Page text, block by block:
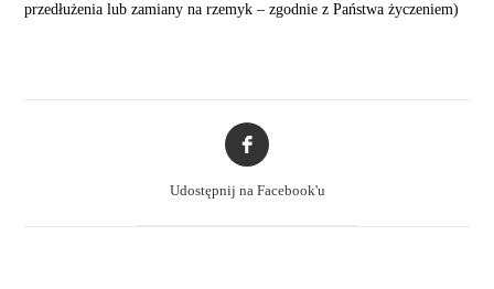
przedłużenia lub zamiany na rzemyk – zgodnie z Państwa życzeniem)
Opens
in
new
Udostępnij na Facebook'u